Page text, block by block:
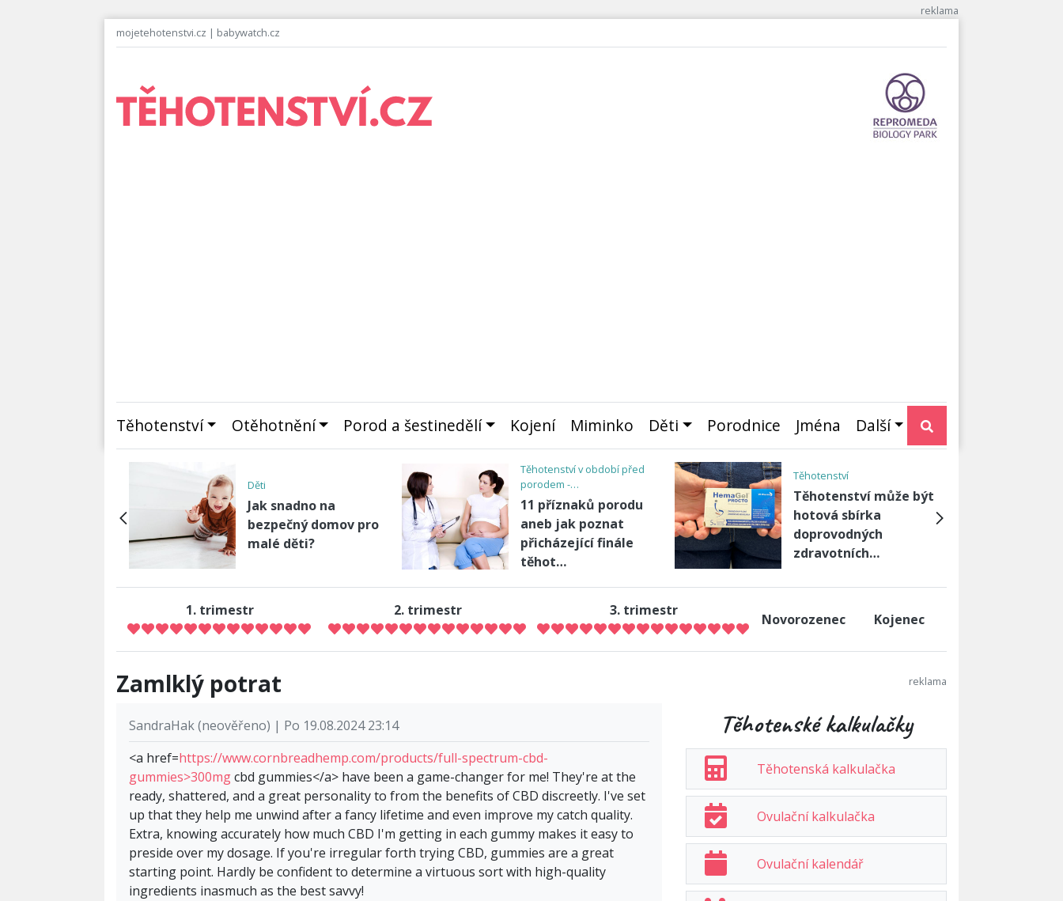
mojetehotenstvi.cz | babywatch.cz
Těhotenství Otěhotnění Porod a šestinedělí Kojení Miminko Děti Porodnice Jména Další
Děti
Jak snadno na
bezpečný domov pro
malé děti?
Těhotenství v období před
porodem -…
11 příznaků porodu
aneb jak poznat
přicházející finále
těhot…
Těhotenství
Těhotenství může být
hotová sbírka
doprovodných
zdravotních…
1. trimestr 2. trimestr 3. trimestr
Novorozenec Kojenec
Zamlklý potrat
SandraHak (neověřeno) | Po 19.08.2024 23:14
<a href=https://www.cornbreadhemp.com/products/full-spectrum-cbd-
gummies>300mgcbd gummies</a> have been a game-changer for me! They're at the
ready, shattered, and a great personality to from the benefits of CBD discreetly. I've set
up that they help me unwind after a fancy lifetime and even improve my catch quality.
Extra, knowing accurately how much CBD I'm getting in each gummy makes it easy to
preside over my dosage. If you're irregular forth trying CBD, gummies are a great
starting point. Hardly be confident to determine a virtuous sort with high-quality
ingredients inasmuch as the best savvy!
Těhotenské kalkulačky
Těhotenská kalkulačka
Ovulační kalkulačka
Ovulační kalendář